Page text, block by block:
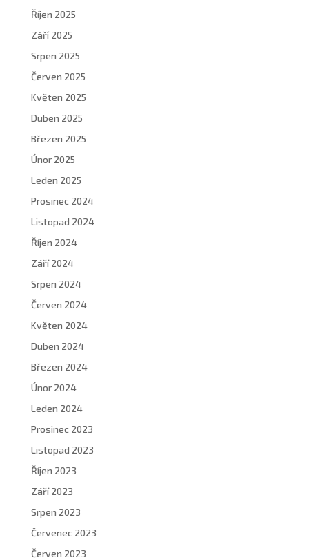
Říjen 2025
Září 2025
Srpen 2025
Červen 2025
Květen 2025
Duben 2025
Březen 2025
Únor 2025
Leden 2025
Prosinec 2024
Listopad 2024
Říjen 2024
Září 2024
Srpen 2024
Červen 2024
Květen 2024
Duben 2024
Březen 2024
Únor 2024
Leden 2024
Prosinec 2023
Listopad 2023
Říjen 2023
Září 2023
Srpen 2023
Červenec 2023
Červen 2023